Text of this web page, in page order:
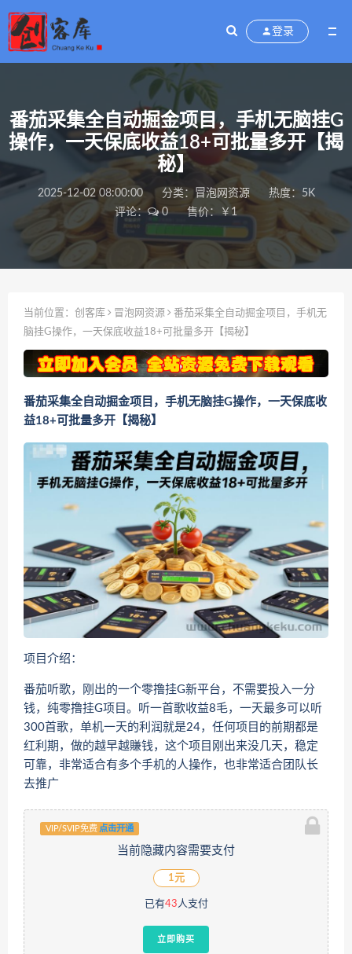
登录
番茄采集全自动掘金项目，手机无脑挂G
操作，一天保底收益18+可批量多开【揭
秘】
2025-12-02 08:00:00 分类： 冒泡网资源
热度：5K
评论：
0 售价：￥1
当前位置： 创客库 冒泡网资源
番茄采集全自动掘金项目，手机无
脑挂G操作，一天保底收益18+可批量多开【揭秘】
番茄采集全自动掘金项目，手机无脑挂G操作，一天保底收
益18+可批量多开【揭秘】
项目介绍：
番茄听歌，刚出的一个零撸挂G新平台，不需要投入一分
钱，纯零撸挂G项目。听一首歌收益8毛，一天最多可以听
300首歌，单机一天的利润就是24，任何项目的前期都是
红利期，做的越早越賺钱，这个项目刚出来没几天，稳定
可靠，非常适合有多个手机的人操作，也非常适合团队长
去推广
VIP/SVIP免费 点击开通
当前隐藏内容需要支付
1元
已有43人支付
立即购买